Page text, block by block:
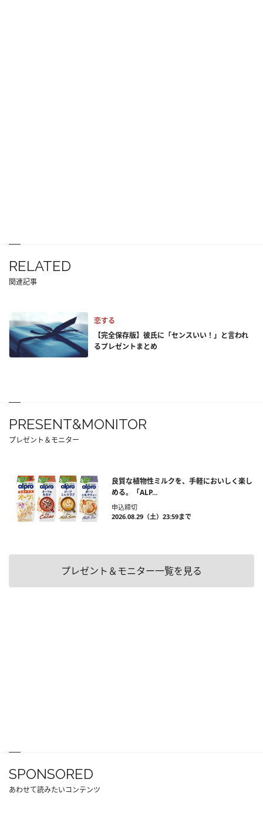
RELATED
関連記事
恋する
【完全保存版】彼氏に「センスいい！」と言われ
るプレゼントまとめ
PRESENT&MONITOR
プレゼント＆モニター
良質な植物性ミルクを、手軽においしく楽し
める。「ALP...
申込締切
2026.08.29（土）23:59まで
プレゼント＆モニター一覧を見る
SPONSORED
あわせて読みたいコンテンツ